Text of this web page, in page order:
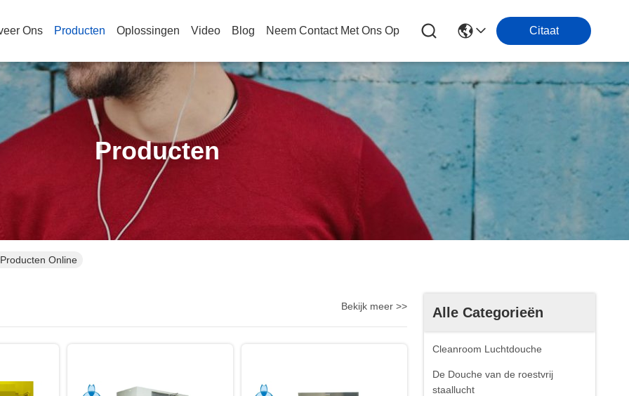
Ons Producten Oplossingen Video Blog Neem Contact Met Ons Op Citaat
Producten
Online
Alle Categorieën
Cleanroom Luchtdouche
De Douche van de roestvrij
staallucht
Bekijk meer >>